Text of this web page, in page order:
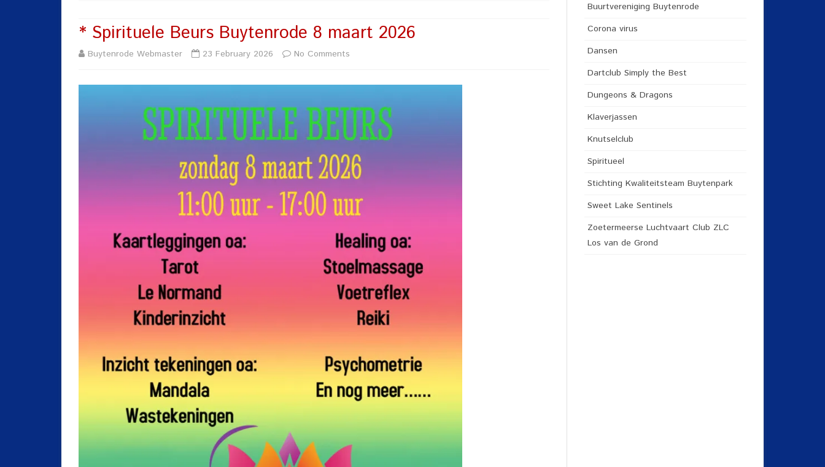
* Spirituele Beurs Buytenrode 8 maart 2026
Buytenrode Webmaster 23 February 2026 No Comments
Beurs
Buytenrode
8
maart
2026
Buurtvereniging Buytenrode
Corona virus
Dansen
Dartclub Simply the Best
Dungeons & Dragons
Klaverjassen
Knutselclub
Spiritueel
Stichting Kwaliteitsteam Buytenpark
Sweet Lake Sentinels
Zoetermeerse Luchtvaart Club ZLC
Los van de Grond